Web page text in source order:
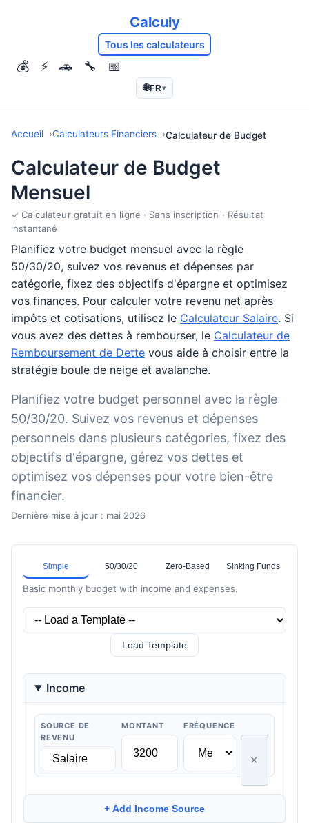
Calculy
Tous les calculateurs
💰 ⚡ 🚗 🔧 📅
🌐FR▾
Accueil Calculateurs Financiers Calculateur de Budget
Calculateur de Budget
Mensuel
✓ Calculateur gratuit en ligne · Sans inscription · Résultat
instantané
Planifiez votre budget mensuel avec la règle
50/30/20, suivez vos revenus et dépenses par
catégorie, fixez des objectifs d'épargne et optimisez
vos finances. Pour calculer votre revenu net après
impôts et cotisations, utilisez le Calculateur Salaire. Si
vous avez des dettes à rembourser, le Calculateur de
Remboursement de Dette vous aide à choisir entre la
stratégie boule de neige et avalanche.
Planifiez votre budget personnel avec la règle
50/30/20. Suivez vos revenus et dépenses
personnels dans plusieurs catégories, fixez des
objectifs d'épargne, gérez vos dettes et
optimisez vos dépenses pour votre bien-être
financier.
Dernière mise à jour : mai 2026
Simple 50/30/20 Zero-Based Sinking Funds
Basic monthly budget with income and expenses.
Load Template
Income
SOURCE DE
REVENU
MONTANT FRÉQUENCE
×
+ Add Income Source